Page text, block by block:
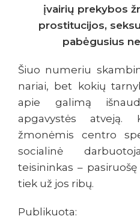
įvairių prekybos
prostitucijos,
pabėgusius
Šiuo numeriu
nariai, bet kokių
apie galimą
apgavystės atveją.
žmonėmis centro
socialinė
teisininkas –
tiek už jos ribų.
Publikuota: